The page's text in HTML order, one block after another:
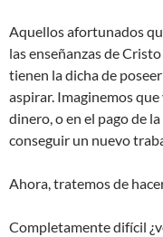
Aquellos afortunados
las enseñanzas de
tienen la dicha de
aspirar. Imaginemos que
dinero, o en el pago de
conseguir un nuevo
Ahora, tratemos de
Completamente difícil